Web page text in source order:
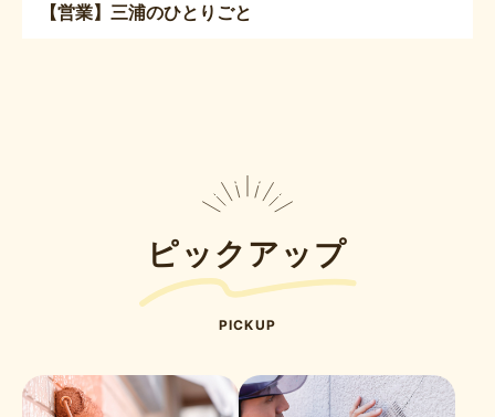
【営業】三浦のひとりごと
ピックアップ
PICKUP